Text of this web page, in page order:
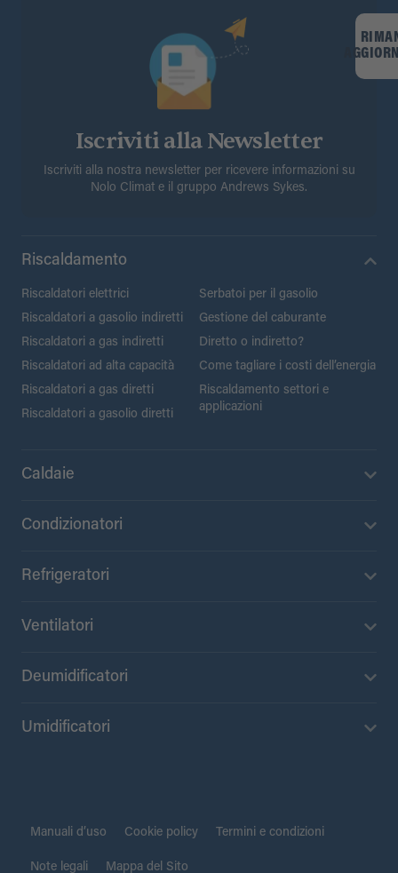
Iscriviti alla Newsletter
Iscriviti alla nostra newsletter per ricevere informazioni su
Nolo Climat e il gruppo Andrews Sykes.
Riscaldamento
Riscaldatori elettrici
Riscaldatori a gasolio indiretti
Riscaldatori a gas indiretti
Riscaldatori ad alta capacità
Riscaldatori a gas diretti
Riscaldatori a gasolio diretti
Serbatoi per il gasolio
Gestione del caburante
Diretto o indiretto?
Come tagliare i costi dell’energia
Riscaldamento settori e
applicazioni
Caldaie
Condizionatori
Refrigeratori
Ventilatori
Deumidificatori
Umidificatori
Manuali d’uso Cookie policy Termini e condizioni
Note legali Mappa del Sito